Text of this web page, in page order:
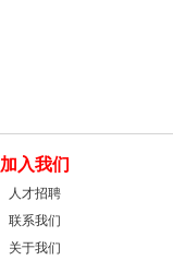
加入我们
人才招聘
联系我们
关于我们